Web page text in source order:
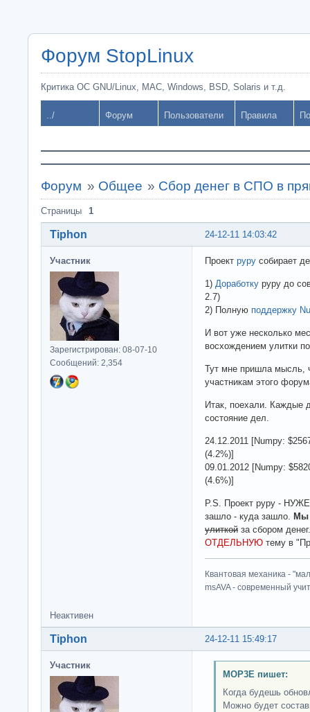
Форум StopLinux
Критика ОС GNU/Linux, MAC, Windows, BSD, Solaris и т.д.
../ Форум Пользователи Правила
Форум » Общее » Сбор денег в СПО в
Страницы 1
24-12-11 14:03:42
Tiphon
Участник
Зарегистрирован: 08-07-10
Сообщений: 2,354
Проект pypy собирает
1) Доработку pypy до
2.7)
2) Полную поддержку
И вот уже несколько
восхождением улитки
Тут мне пришла мысль,
участникам этого
Итак, поехали. Каждые
состояние дел.
24.12.2011 [Numpy:
(4.2%)]
09.01.2012 [Numpy:
(4.6%)]
P.S. Проект pypy -
зашло - куда зашло.
улиткой за сбором
ОТДЕЛЬНУЮ тему в
Квантовая механика -
msAVA - современный
Неактивен
24-12-11 15:49:17
Tiphon
Участник
MOP3E пишет:
Когда будешь
Можно будет